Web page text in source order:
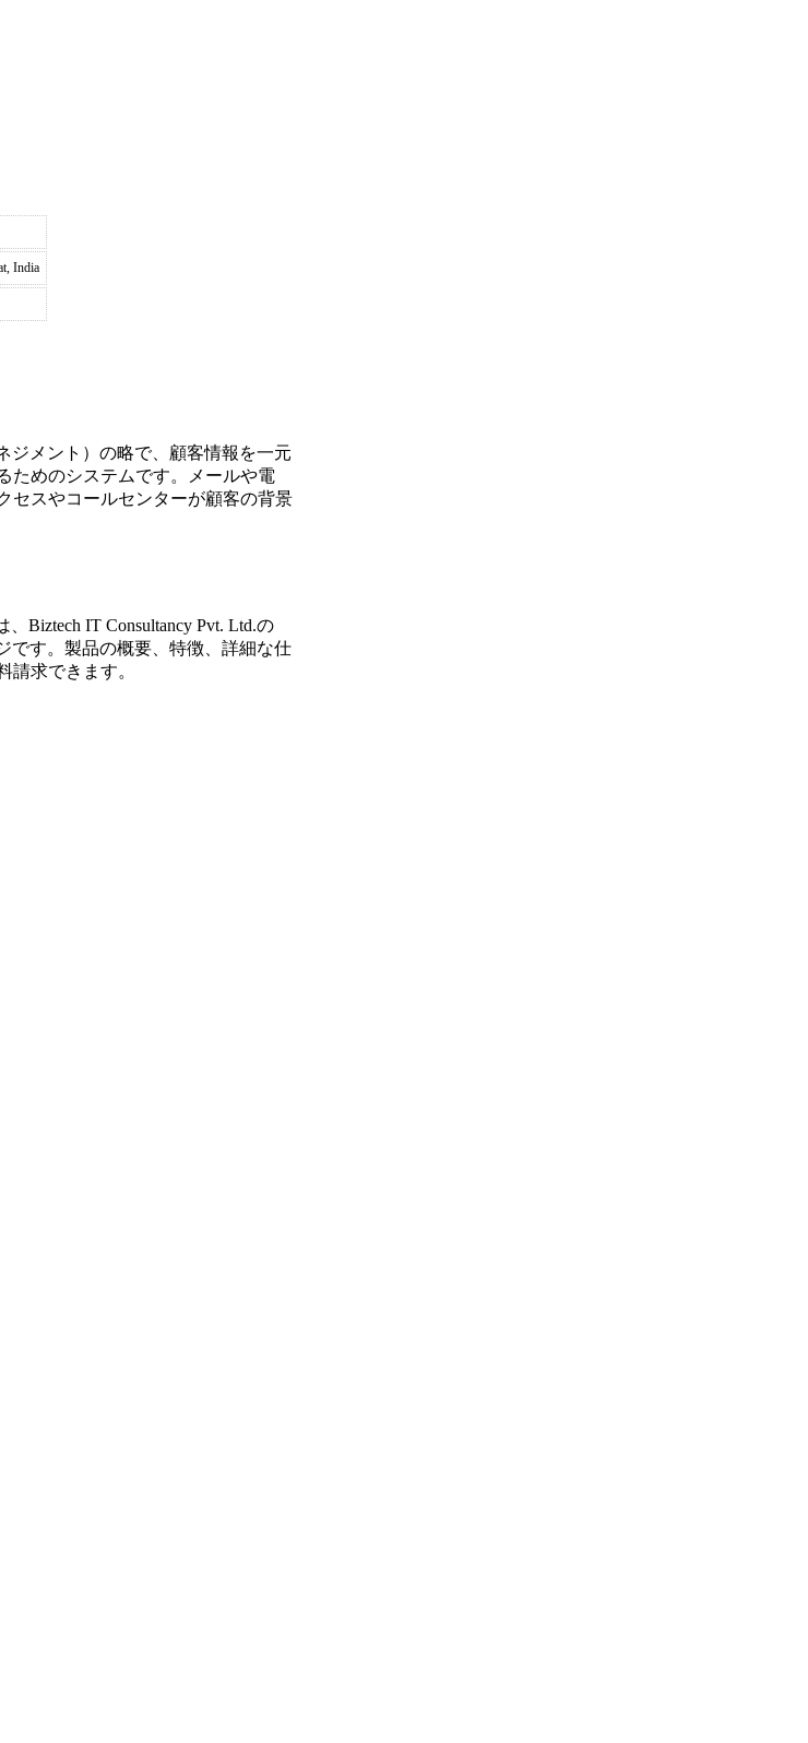
India
ジメント）の略で、顧客情報を一元
ためのシステムです。メールや電
セスやコールセンターが顧客の背景
Biztech IT Consultancy Pvt. Ltd.の
です。製品の概要、特徴、詳細な仕
求できます。